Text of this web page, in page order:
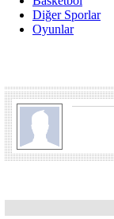
Diğer Sporlar
Oyunlar